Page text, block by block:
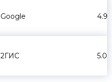
Google 4.9
2ГИС 5.0